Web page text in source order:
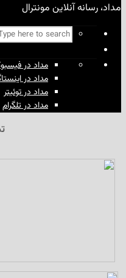
مونترال
مداد در فیسبوک
مداد در اینستاگرام
مداد در توئیتر
مداد در تلگرام